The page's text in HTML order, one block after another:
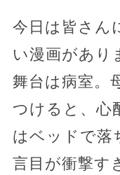
今日は皆さん
い漫画があり
舞台は病室。
つけると、心
はベッドで落
言目が衝撃す